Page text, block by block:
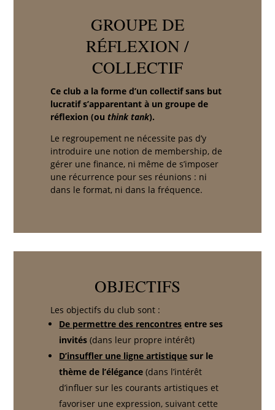
GROUPE DE
RÉFLEXION /
COLLECTIF
Ce club a la forme d’un collectif sans but
lucratif s’apparentant à un groupe de
réflexion (outhink tank).
Le regroupement ne nécessite pas d’y
introduire une notion de membership, de
gérer une finance, ni même de s’imposer
une récurrence pour ses réunions : ni
dans le format, ni dans la fréquence.
OBJECTIFS
Les objectifs du club sont :
De permettre des rencontres entre ses
invités(dans leur propre intérêt)
D’insuffler une ligne artistique sur le
thème de l’élégance(dans l’intérêt
d’influer sur les courants artistiques et
favoriser une expression, suivant cette